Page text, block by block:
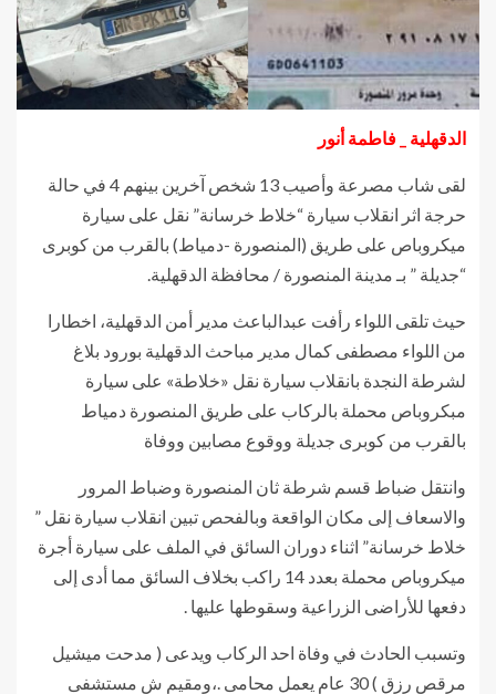
الدقهلية _ فاطمة أنور
لقى شاب مصرعة وأصيب 13 شخص آخرين بينهم 4 في حالة
حرجة اثر انقلاب سيارة “خلاط خرسانة” نقل على سيارة
ميكروباص على طريق (المنصورة -دمياط) بالقرب من كوبرى
“جديلة ” بـ مدينة المنصورة / محافظة الدقهلية.
حيث تلقى اللواء رأفت عبدالباعث مدير أمن الدقهلية، اخطارا
من اللواء مصطفى كمال مدير مباحث الدقهلية بورود بلاغ
لشرطة النجدة بانقلاب سيارة نقل «خلاطة» على سيارة
مبكروباص محملة بالركاب على طريق المنصورة دمياط
بالقرب من كوبرى جديلة ووقوع مصابين ووفاة
وانتقل ضباط قسم شرطة ثان المنصورة وضباط المرور
والاسعاف إلى مكان الواقعة وبالفحص تبين انقلاب سيارة نقل ”
خلاط خرسانة” اثناء دوران السائق في الملف على سيارة أجرة
ميكروباص محملة بعدد 14 راكب بخلاف السائق مما أدى إلى
دفعها للأراضى الزراعية وسقوطها عليها .
وتسبب الحادث في وفاة احد الركاب ويدعى ( مدحت ميشيل
مرقص رزق ) 30 عام يعمل محامى .،ومقيم ش مستشفى